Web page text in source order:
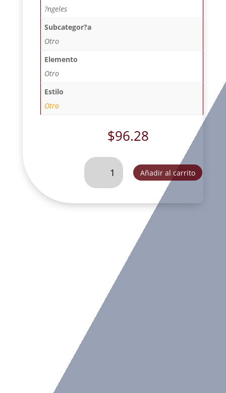
?ngeles
Subcategor?a
Otro
Elemento
Otro
Estilo
Otro
$96.28
SAN
ESTILIZADO
DIABLO
cantidad
Añadir al carrito